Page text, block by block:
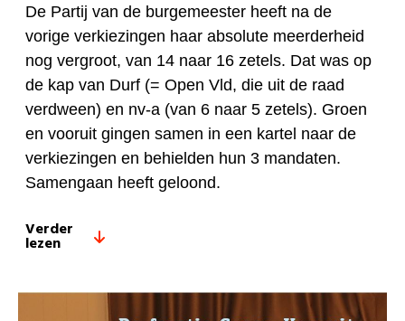
De Partij van de burgemeester heeft na de
vorige verkiezingen haar absolute meerderheid
nog vergroot, van 14 naar 16 zetels. Dat was op
de kap van Durf (= Open Vld, die uit de raad
verdween) en nv-a (van 6 naar 5 zetels). Groen
en vooruit gingen samen in een kartel naar de
verkiezingen en behielden hun 3 mandaten.
Samengaan heeft geloond.
Verder
lezen